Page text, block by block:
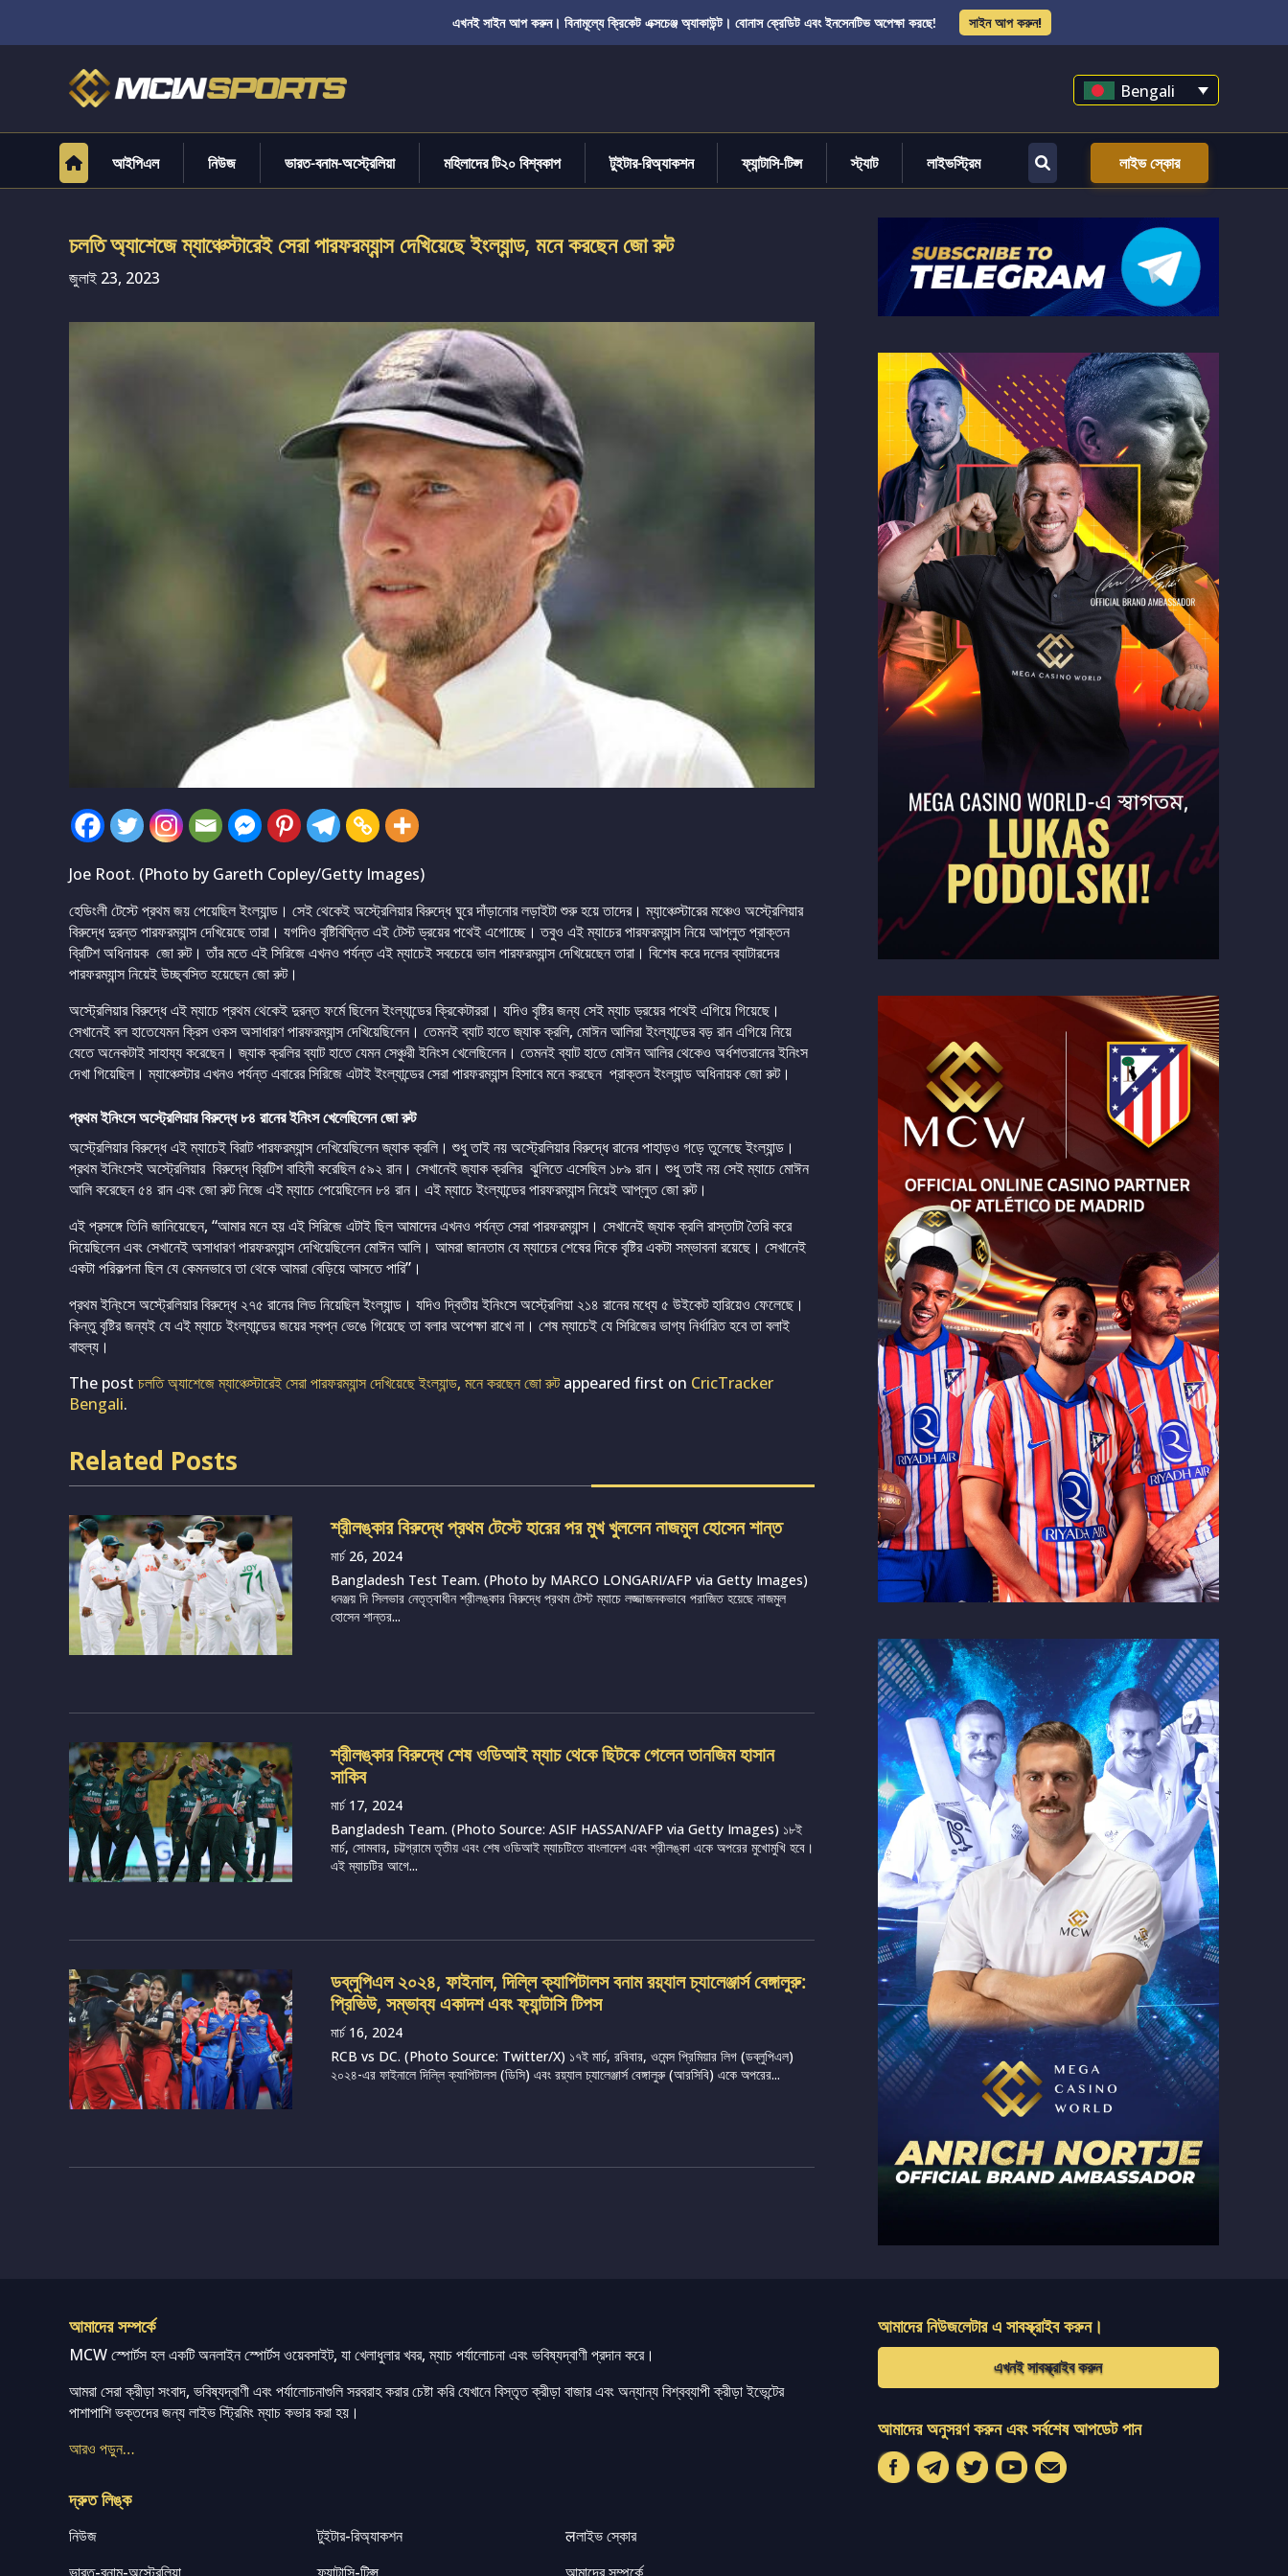
এখনই সাইন আপ করুন। বিনামূল্যে ক্রিকেট এক্সচেঞ্জ অ্যাকাউন্ট। বোনাস ক্রেডিট এবং ইনসেনটিভ অপেক্ষা করছে! সাইন আপ করুন!
Bengali
আইপিএল নিউজ ভারত-বনাম-অস্ট্রেলিয়া মহিলাদের টি২০ বিশ্বকাপ টুইটার-রিঅ্যাকশন ফ্যান্টাসি-টিপ্স স্ট্যাট লাইভস্ট্রিম লাইভ স্কোর
চলতি অ্যাশেজে ম্যাঞ্চেস্টারেই সেরা পারফরম্যান্স দেখিয়েছে ইংল্যান্ড, মনে করছেন জো রুট
জুলাই 23, 2023
Joe Root. (Photo by Gareth Copley/Getty Images)
হেডিংলী টেস্টে প্রথম জয় পেয়েছিল ইংল্যান্ড। সেই থেকেই অস্ট্রেলিয়ার বিরুদ্ধে ঘুরে দাঁড়ানোর লড়াইটা শুরু হয়ে তাদের। ম্যা়ঞ্চেস্টারের মঞ্চেও অস্ট্রেলিয়ার
বিরুদ্ধে দুরন্ত পারফরম্যান্স দেখিয়েছে তারা। যগদিও বৃষ্টিবিঘ্নিত এই টেস্ট ড্রয়ের পথেই এগোচ্ছে। তবুও এই ম্যাচের পারফরম্যান্স নিয়ে আপ্লুত প্রাক্তন
ব্রিটিশ অধিনায়ক জো রুট। তাঁর মতে এই সিরিজে এখনও পর্যন্ত এই ম্যাচেই সবচেয়ে ভাল পারফরম্যান্স দেখিয়েছেন তারা। বিশেষ করে দলের ব্যাটারদের
পারফরম্যান্স নিয়েই উচ্ছ্বসিত হয়েছেন জো রুট।
অস্ট্রেলিয়ার বিরুদ্ধে এই ম্যাচে প্রথম থেকেই দুরন্ত ফর্মে ছিলেন ইংল্যান্ডের ক্রিকেটাররা। যদিও বৃষ্টির জন্য সেই ম্যাচ ড্রয়ের পথেই এগিয়ে গিয়েছে।
সেখানেই বল হাতেযেমন ক্রিস ওকস অসাধারণ পারফরম্যান্স দেখিয়েছিলেন। তেমনই ব্যাট হাতে জ্যাক ক্রলি, মোঈন আলিরা ইংল্যান্ডের বড় রান এগিয়ে নিয়ে
যেতে অনেকটাই সাহায্য করেছেন। জ্যাক ক্রলির ব্যাট হাতে যেমন সেঞ্চুরী ইনিংস খেলেছিলেন। তেমনই ব্যাট হাতে মোঈন আলির থেকেও অর্ধশতরানের ইনিংস
দেখা গিয়েছিল। ম্যাঞ্চেস্টার এখনও পর্যন্ত এবারের সিরিজে এটাই ইংল্যান্ডের সেরা পারফরম্যান্স হিসাবে মনে করছেন প্রাক্তন ইংল্যান্ড অধিনায়ক জো রুট।
প্রথম ইনিংসে অস্ট্রেলিয়ার বিরুদ্ধে ৮৪ রানের ইনিংস খেলেছিলেন জো রুট
অস্ট্রেলিয়ার বিরুদ্ধে এই ম্যাচেই বিরাট পারফরম্যান্স দেখিয়েছিলেন জ্যাক ক্রলি। শুধু তাই নয় অস্ট্রেলিয়ার বিরুদ্ধে রানের পাহাড়ও গড়ে তুলেছে ইংল্যান্ড।
প্রথম ইনিংসেই অস্ট্রেলিয়ার বিরুদ্ধে ব্রিটিশ বাহিনী করেছিল ৫৯২ রান। সেখানেই জ্যাক ক্রলির ঝুলিতে এসেছিল ১৮৯ রান। শুধু তাই নয় সেই ম্যাচে মোঈন
আলি করেছেন ৫৪ রান এবং জো রুট নিজে এই ম্যাচে পেয়েছিলেন ৮৪ রান। এই ম্যাচে ইংল্যান্ডের পারফরম্যান্স নিয়েই আপ্লুত জো রুট।
এই প্রসঙ্গে তিনি জানিয়েছেন, “আমার মনে হয় এই সিরিজে এটাই ছিল আমাদের এখনও পর্যন্ত সেরা পারফরম্যান্স। সেখানেই জ্যাক ক্রলি রাস্তাটা তৈরি করে
দিয়েছিলেন এবং সেখানেই অসাধারণ পারফরম্যান্স দেখিয়েছিলেন মোঈন আলি। আমরা জানতাম যে ম্যাচের শেষের দিকে বৃষ্টির একটা সম্ভাবনা রয়েছে। সেখানেই
একটা পরিকল্পনা ছিল যে কেমনভাবে তা থেকে আমরা বেড়িয়ে আসতে পারি”।
প্রথম ইনি্ংসে অস্ট্রেলিয়ার বিরুদ্ধে ২৭৫ রানের লিড নিয়েছিল ইংল্যান্ড। যদিও দ্বিতীয় ইনিংসে অস্ট্রেলিয়া ২১৪ রানের মধ্যে ৫ উইকেট হারিয়েও ফেলেছে।
কিন্তু বৃষ্টির জন্যই যে এই ম্যাচে ইংল্যান্ডের জয়ের স্বপ্ন ভেঙে গিয়েছে তা বলার অপেক্ষা রাখে না। শেষ ম্যাচেই যে সিরিজের ভাগ্য নির্ধারিত হবে তা বলাই
বাহুল্য।
The post চলতি অ্যাশেজে ম্যাঞ্চেস্টারেই সেরা পারফরম্যান্স দেখিয়েছে ইংল্যান্ড, মনে করছেন জো রুটappeared first on CricTracker
Bengali.
Related Posts
শ্রীলঙ্কার বিরুদ্ধে প্রথম টেস্টে হারের পর মুখ খুললেন নাজমুল হোসেন শান্ত
মার্চ 26, 2024
Bangladesh Test Team. (Photo by MARCO LONGARI/AFP via Getty Images)
ধনঞ্জয় দি সিলভার নেতৃত্বাধীন শ্রীলঙ্কার বিরুদ্ধে প্রথম টেস্ট ম্যাচে লজ্জাজনকভাবে পরাজিত হয়েছে নাজমুল
হোসেন শান্তর...
শ্রীলঙ্কার বিরুদ্ধে শেষ ওডিআই ম্যাচ থেকে ছিটকে গেলেন তানজিম হাসান
সাকিব
মার্চ 17, 2024
Bangladesh Team. (Photo Source: ASIF HASSAN/AFP via Getty Images) ১৮ই
মার্চ, সোমবার, চট্টগ্রামে তৃতীয় এবং শেষ ওডিআই ম্যাচটিতে বাংলাদেশ এবং শ্রীলঙ্কা একে অপরের মুখোমুখি হবে।
এই ম্যাচটির আগে...
ডব্লুপিএল ২০২৪, ফাইনাল, দিল্লি ক্যাপিটালস বনাম রয়্যাল চ্যালেঞ্জার্স বেঙ্গালুরু:
প্রিভিউ, সম্ভাব্য একাদশ এবং ফ্যান্টাসি টিপস
মার্চ 16, 2024
RCB vs DC. (Photo Source: Twitter/X) ১৭ই মার্চ, রবিবার, ওমেন্স প্রিমিয়ার লিগ (ডব্লুপিএল)
২০২৪-এর ফাইনালে দিল্লি ক্যাপিটালস (ডিসি) এবং রয়্যাল চ্যালেঞ্জার্স বেঙ্গালুরু (আরসিবি) একে অপরের...
আমাদের সম্পর্কে
MCW স্পোর্টস হল একটি অনলাইন স্পোর্টস ওয়েবসাইট, যা খেলাধুলার খবর, ম্যাচ পর্যালোচনা এবং ভবিষ্যদ্বাণী প্রদান করে।
আমরা সেরা ক্রীড়া সংবাদ, ভবিষ্যদ্বাণী এবং পর্যালোচনাগুলি সরবরাহ করার চেষ্টা করি যেখানে বিস্তৃত ক্রীড়া বাজার এবং অন্যান্য বিশ্বব্যাপী ক্রীড়া ইভেন্টের
পাশাপাশি ভক্তদের জন্য লাইভ স্ট্রিমিং ম্যাচ কভার করা হয়।
আরও পড়ুন…
দ্রুত লিঙ্ক
নিউজ টুইটার-রিঅ্যাকশন
लলাইভ স্কোর
আমাদের নিউজলেটার এ সাবস্ক্রাইব করুন।
এখনই সাবস্ক্রাইব করুন
আমাদের অনুসরণ করুন এবং সর্বশেষ আপডেট পান